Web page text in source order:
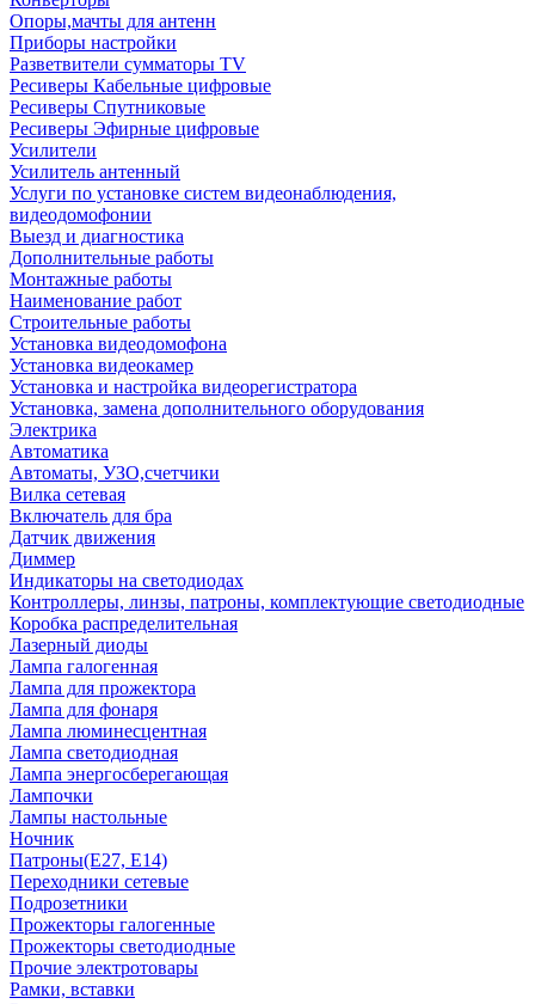
Опоры,мачты для антенн
Приборы настройки
Разветвители сумматоры TV
Ресиверы Кабельные цифровые
Ресиверы Спутниковые
Ресиверы Эфирные цифровые
Усилители
Усилитель антенный
Услуги по установке систем видеонаблюдения,
видеодомофонии
Выезд и диагностика
Дополнительные работы
Монтажные работы
Наименование работ
Строительные работы
Установка видеодомофона
Установка видеокамер
Установка и настройка видеорегистратора
Установка, замена дополнительного оборудования
Электрика
Автоматика
Автоматы, УЗО,счетчики
Вилка сетевая
Включатель для бра
Датчик движения
Диммер
Индикаторы на светодиодах
Контроллеры, линзы, патроны, комплектующие светодиодные
Коробка распределительная
Лазерный диоды
Лампа галогенная
Лампа для прожектора
Лампа для фонаря
Лампа люминесцентная
Лампа светодиодная
Лампа энергосберегающая
Лампочки
Лампы настольные
Ночник
Патроны(Е27, Е14)
Переходники сетевые
Подрозетники
Прожекторы галогенные
Прожекторы светодиодные
Прочие электротовары
Рамки, вставки